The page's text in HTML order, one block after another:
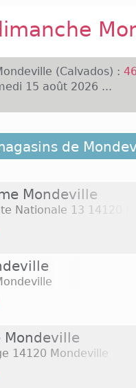
(Calvados) : 46
15 août 2026 ...
dans le
de Caen et est
et plus de 60
cinéma est
au samedi, de
les enseignes de
de
Mondeville
Nationale 13 14120
Mondeville
14120 Mondeville